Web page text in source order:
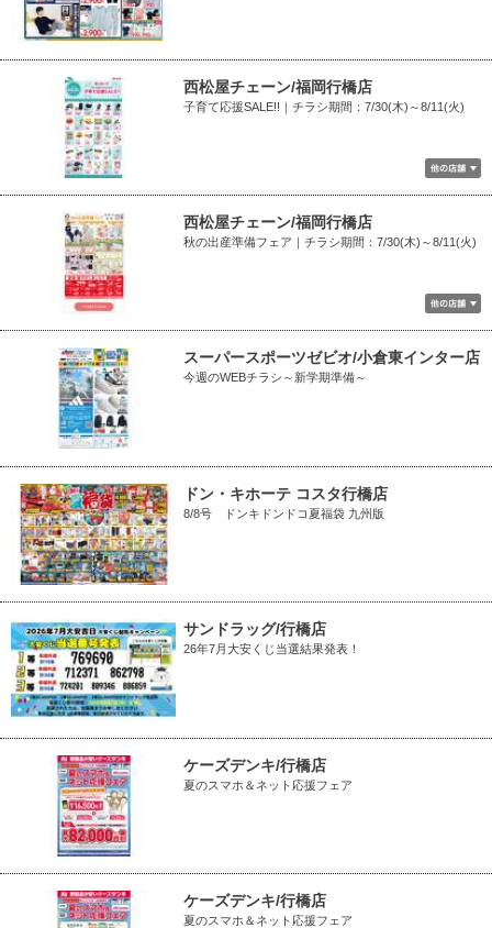
西松屋チェーン/福岡行橋店
子育て応援SALE!!｜チラシ期間：7/30(木)～8/11(火)
西松屋チェーン/福岡行橋店
秋の出産準備フェア｜チラシ期間：7/30(木)～8/11(火)
スーパースポーツゼビオ/小倉東インター店
今週のWEBチラシ～新学期準備～
ドン・キホーテ コスタ行橋店
8/8号 ドンキドンドコ夏福袋 九州版
サンドラッグ/行橋店
26年7月大安くじ当選結果発表！
ケーズデンキ/行橋店
夏のスマホ＆ネット応援フェア
ケーズデンキ/行橋店
夏のスマホ＆ネット応援フェア